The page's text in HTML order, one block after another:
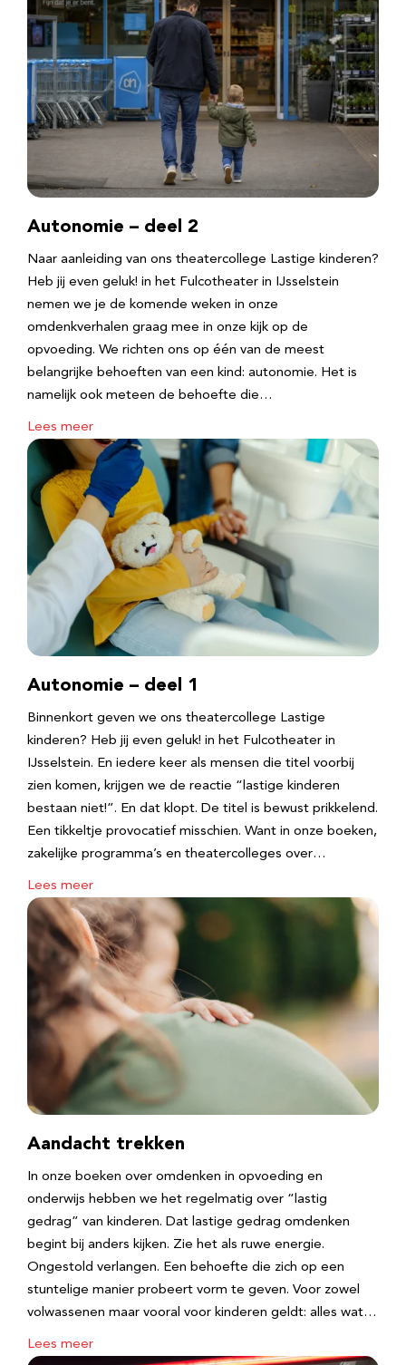
Autonomie – deel 2
Naar aanleiding van ons theatercollege Lastige kinderen?
Heb jij even geluk! in het Fulcotheater in IJsselstein
nemen we je de komende weken in onze
omdenkverhalen graag mee in onze kijk op de
opvoeding. We richten ons op één van de meest
belangrijke behoeften van een kind: autonomie. Het is
namelijk ook meteen de behoefte die…
Lees meer
Autonomie – deel 1
Binnenkort geven we ons theatercollege Lastige
kinderen? Heb jij even geluk! in het Fulcotheater in
IJsselstein. En iedere keer als mensen die titel voorbij
zien komen, krijgen we de reactie “lastige kinderen
bestaan niet!”. En dat klopt. De titel is bewust prikkelend.
Een tikkeltje provocatief misschien. Want in onze boeken,
zakelijke programma’s en theatercolleges over…
Lees meer
Aandacht trekken
In onze boeken over omdenken in opvoeding en
onderwijs hebben we het regelmatig over “lastig
gedrag” van kinderen. Dat lastige gedrag omdenken
begint bij anders kijken. Zie het als ruwe energie.
Ongestold verlangen. Een behoefte die zich op een
stuntelige manier probeert vorm te geven. Voor zowel
volwassenen maar vooral voor kinderen geldt: alles wat…
Lees meer